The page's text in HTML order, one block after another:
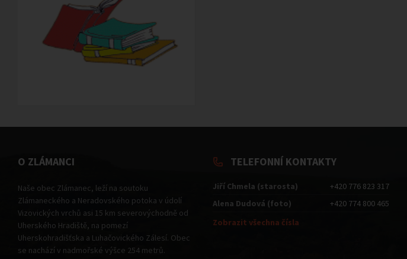
O ZLÁMANCI
Naše obec Zlámanec, leží na soutoku
Zlámaneckého a Neradovského potoka v údolí
Vizovických vrchů asi 15 km severovýchodně od
Uherského Hradiště, na pomezí
Uherskohradišťska a Luhačovického Zálesí. Obec
se nachází v nadmořské výšce 254 metrů.
TELEFONNÍ KONTAKTY
Jiří Chmela (starosta)
+420 776 823 317
Alena Dudová (foto)
+420 774 800 465
Zobrazit všechna čísla